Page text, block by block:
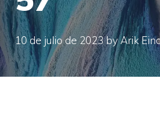
10 de julio de 2023byArik